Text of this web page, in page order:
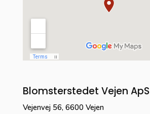
Blomsterstedet Vejen ApS
Vejenvej 56, 6600 Vejen